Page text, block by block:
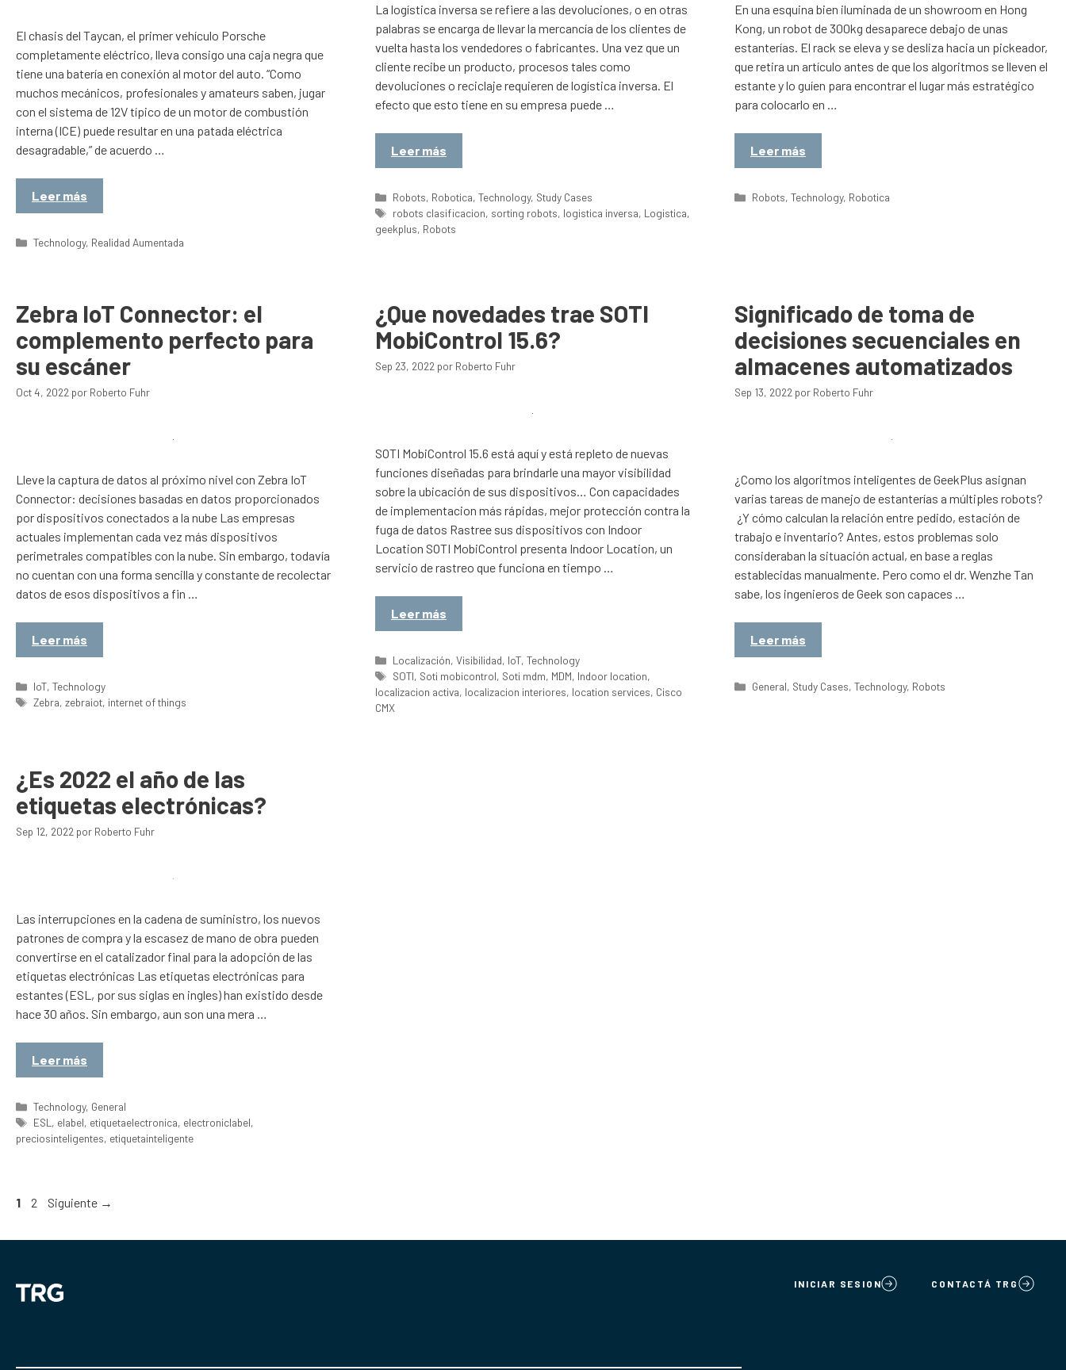
El chasis del Taycan, el primer vehículo Porsche
completamente eléctrico, lleva consigo una caja negra que
tiene una batería en conexión al motor del auto. “Como
muchos mecánicos, profesionales y amateurs saben, jugar
con el sistema de 12V típico de un motor de combustión
interna (ICE) puede resultar en una patada eléctrica
desagradable,” de acuerdo …
Leer más
Categorías
Technology, Realidad Aumentada
La logística inversa se refiere a las devoluciones, o en otras
palabras se encarga de llevar la mercancía de los clientes de
vuelta hasta los vendedores o fabricantes. Una vez que un
cliente recibe un producto, procesos tales como
devoluciones o reciclaje requieren de logística inversa. El
efecto que esto tiene en su empresa puede …
Leer más
Categorías
Robots, Robotica, Technology, Study Cases
Etiquetas
robots clasificacion, sorting robots, logistica inversa, Logistica,
geekplus, Robots
En una esquina bien iluminada de un showroom en Hong
Kong, un robot de 300kg desaparece debajo de unas
estanterías. El rack se eleva y se desliza hacia un pickeador,
que retira un artículo antes de que los algoritmos se lleven el
estante y lo guíen para encontrar el lugar más estratégico
para colocarlo en …
Leer más
Categorías
Robots, Technology, Robotica
Zebra IoT Connector: el
complemento perfecto para
su escáner
Oct 4, 2022 por Roberto Fuhr
Lleve la captura de datos al próximo nivel con Zebra IoT
Connector: decisiones basadas en datos proporcionados
por dispositivos conectados a la nube Las empresas
actuales implementan cada vez más dispositivos
perimetrales compatibles con la nube. Sin embargo, todavía
no cuentan con una forma sencilla y constante de recolectar
datos de esos dispositivos a fin …
Leer más
Categorías
IoT, Technology
Etiquetas
Zebra, zebraiot, internet of things
¿Que novedades trae SOTI
MobiControl 15.6?
Sep 23, 2022 por Roberto Fuhr
SOTI MobiControl 15.6 está aquí y está repleto de nuevas
funciones diseñadas para brindarle una mayor visibilidad
sobre la ubicación de sus dispositivos… Con capacidades
de implementacion más rápidas, mejor protección contra la
fuga de datos Rastree sus dispositivos con Indoor
Location SOTI MobiControl presenta Indoor Location, un
servicio de rastreo que funciona en tiempo …
Leer más
Categorías
Localización, Visibilidad, IoT, Technology
Etiquetas
SOTI, Soti mobicontrol, Soti mdm, MDM, Indoor location,
localizacion activa, localizacion interiores, location services, Cisco
CMX
Significado de toma de
decisiones secuenciales en
almacenes automatizados
Sep 13, 2022 por Roberto Fuhr
¿Como los algoritmos inteligentes de GeekPlus asignan
varias tareas de manejo de estanterías a múltiples robots?
¿Y cómo calculan la relación entre pedido, estación de
trabajo e inventario? Antes, estos problemas solo
consideraban la situación actual, en base a reglas
establecidas manualmente. Pero como el dr. Wenzhe Tan
sabe, los ingenieros de Geek son capaces …
Leer más
Categorías
General, Study Cases, Technology, Robots
¿Es 2022 el año de las
etiquetas electrónicas?
Sep 12, 2022 por Roberto Fuhr
Las interrupciones en la cadena de suministro, los nuevos
patrones de compra y la escasez de mano de obra pueden
convertirse en el catalizador final para la adopción de las
etiquetas electrónicas Las etiquetas electrónicas para
estantes (ESL, por sus siglas en ingles) han existido desde
hace 30 años. Sin embargo, aun son una mera …
Leer más
Categorías
Technology, General
Etiquetas
ESL , elabel, etiquetaelectronica, electroniclabel,
preciosinteligentes, etiquetainteligente
Página
1 Página
2 Siguiente →
INICIAR SESION CONTACTÁ TRG